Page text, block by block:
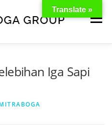
Menu
Iga Sapi
Translate »